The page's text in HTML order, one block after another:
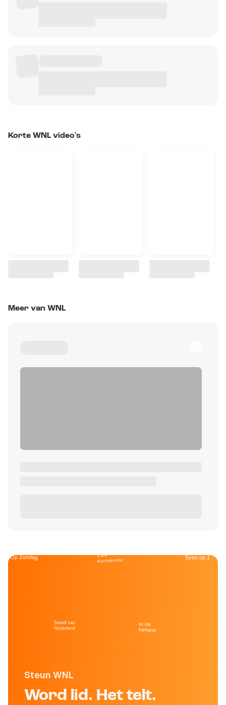
Korte WNL video's
Meer van WNL
Steun WNL
Word lid. Het telt.
Op Zondag
Stand van
Nederland
Café
Kockelmann
In de
kantine
Sven op 1